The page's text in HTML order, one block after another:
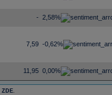
- 2,58%
7,59 -0,62%
11,95 0,00%
ZDE.